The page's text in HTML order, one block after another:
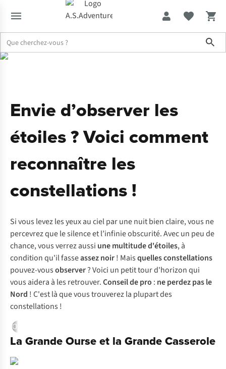
Envie d’observer les
étoiles ? Voici comment
reconnaître les
constellations !
Si vous levez les yeux au ciel par une nuit bien claire, vous ne
percevrez que le silence et l’infinie obscurité. Avec un peu de
chance, vous verrez aussi une multitude d'étoiles, à
condition qu'il fasseassez noir! Maisquelles constellations
pouvez-vousobserver? Voici un petit tour d'horizon qui
vous aidera à les retrouver.Conseil de pro : ne perdez pas le
Nord ! C'est là que vous trouverez la plupart des
constellations !
Où observer les étoiles ?
La Grande Ourse et la Grande Casserole